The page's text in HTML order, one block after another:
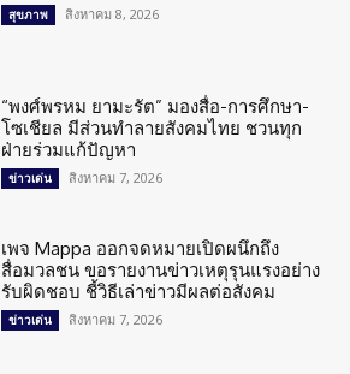
สุขภาพ สิงหาคม 8, 2026
“พงศ์พรหม ยามะรัต” มองสื่อ-การศึกษา-
โซเชียล มีส่วนทำลายสังคมไทย ชวนทุก
ฝ่ายร่วมแก้ปัญหา
ข่าวเด่น สิงหาคม 7, 2026
เพจ Mappa ออกจดหมายเปิดผนึกถึง
สื่อมวลชน ขอรายงานข่าวเหตุรุนแรงอย่าง
รับผิดชอบ ชี้วิธีเล่าข่าวมีผลต่อสังคม
ข่าวเด่น สิงหาคม 7, 2026